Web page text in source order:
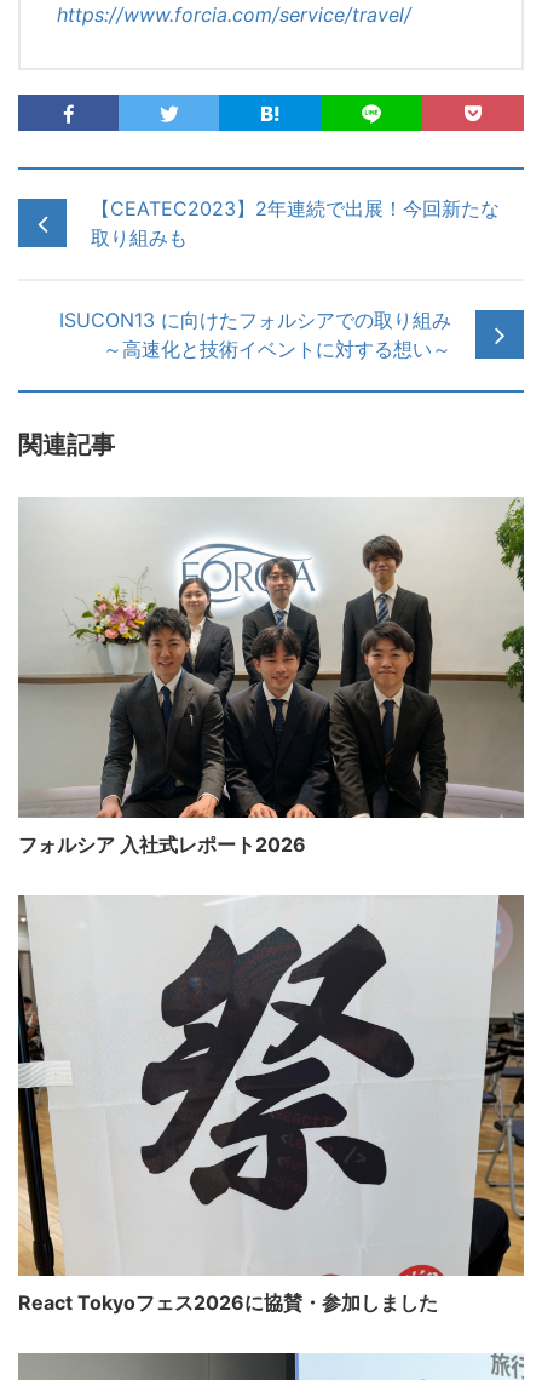
https://www.forcia.com/service/travel/
【CEATEC2023】2年連続で出展！今回新たな
取り組みも
ISUCON13 に向けたフォルシアでの取り組み
～高速化と技術イベントに対する想い～
関連記事
フォルシア 入社式レポート2026
React Tokyoフェス2026に協賛・参加しました